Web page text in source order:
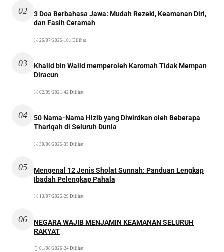
02
3 Doa Berbahasa Jawa: Mudah Rezeki, Keamanan Diri,
dan Fasih Ceramah
26/07/2025 •101 Dilihat
03
Khalid bin Walid memperoleh Karomah Tidak Mempan
Diracun
02/09/2021 •42 Dilihat
04
50 Nama-Nama Hizib yang Diwirdkan oleh Beberapa
Thariqah di Seluruh Dunia
30/06/2025 •35 Dilihat
05
Mengenal 12 Jenis Sholat Sunnah: Panduan Lengkap
Ibadah Pelengkap Pahala
13/07/2025 •29 Dilihat
06
NEGARA WAJIB MENJAMIN KEAMANAN SELURUH
RAKYAT
01/08/2026•24 Dilihat